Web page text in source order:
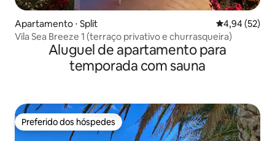
Apartamento ⋅ Split 4,94 de uma
4,94 (52)
Vila Sea Breeze 1 (terraço privativo e churrasqueira)
Aluguel de apartamento para
temporada com sauna
Preferido dos hóspedes
Preferido dos hóspedes